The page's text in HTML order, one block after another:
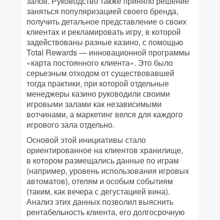
заняться популяризацией своего бренда,
получить детальное представление о своих
клиентах и рекламировать игру, в которой
задействованы разные казино, с помощью
Total Rewards — инновационной программы
«карта постоянного клиента». Это было
серьезным отходом от существовавшей
тогда практики, при которой отдельные
менеджеры казино руководили своими
игровыми залами как независимыми
вотчинами, а маркетинг велся для каждого
игрового зала отдельно.
Основой этой инициативы стало
ориентированное на клиентов хранилище,
в котором размещались данные по играм
(например, уровень использования игровых
автоматов), отелям и особым событиям
(таким, как вечера с дегустацией вина).
Анализ этих данных позволил выяснить
рентабельность клиента, его долгосрочную